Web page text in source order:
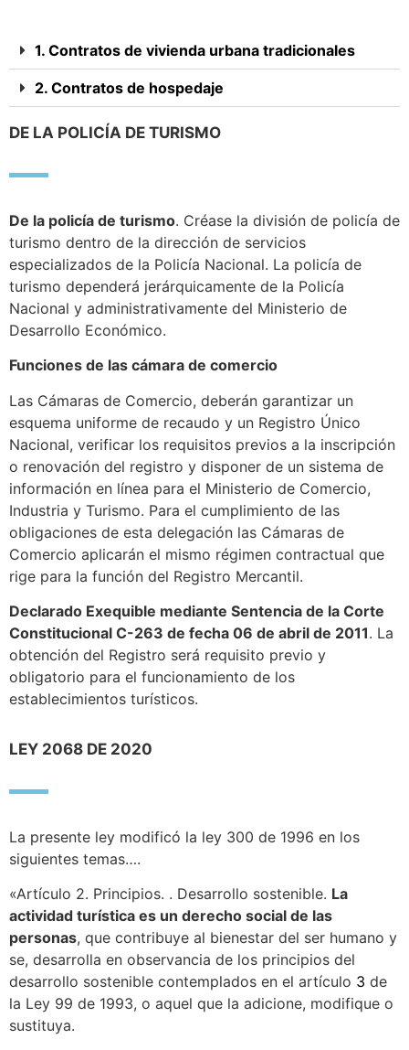
1. Contratos de vivienda urbana tradicionales
2. Contratos de hospedaje
DE LA POLICÍA DE TURISMO
De la policía de turismo. Créase la división de policía de
turismo dentro de la dirección de servicios
especializados de la Policía Nacional. La policía de
turismo dependerá jerárquicamente de la Policía
Nacional y administrativamente del Ministerio de
Desarrollo Económico.
Funciones de las cámara de comercio
Las Cámaras de Comercio, deberán garantizar un
esquema uniforme de recaudo y un Registro Único
Nacional, verificar los requisitos previos a la inscripción
o renovación del registro y disponer de un sistema de
información en línea para el Ministerio de Comercio,
Industria y Turismo. Para el cumplimiento de las
obligaciones de esta delegación las Cámaras de
Comercio aplicarán el mismo régimen contractual que
rige para la función del Registro Mercantil.
Declarado Exequible mediante Sentencia de la Corte
Constitucional C-263 de fecha 06 de abril de 2011. La
obtención del Registro será requisito previo y
obligatorio para el funcionamiento de los
establecimientos turísticos.
LEY 2068 DE 2020
La presente ley modificó la ley 300 de 1996 en los
siguientes temas….
«Artículo 2. Principios. . Desarrollo sostenible. La
actividad turística es un derecho social de las
personas, que contribuye al bienestar del ser humano y
se, desarrolla en observancia de los principios del
desarrollo sostenible contemplados en el artículo 3 de
la Ley 99 de 1993, o aquel que la adicione, modifique o
sustituya.